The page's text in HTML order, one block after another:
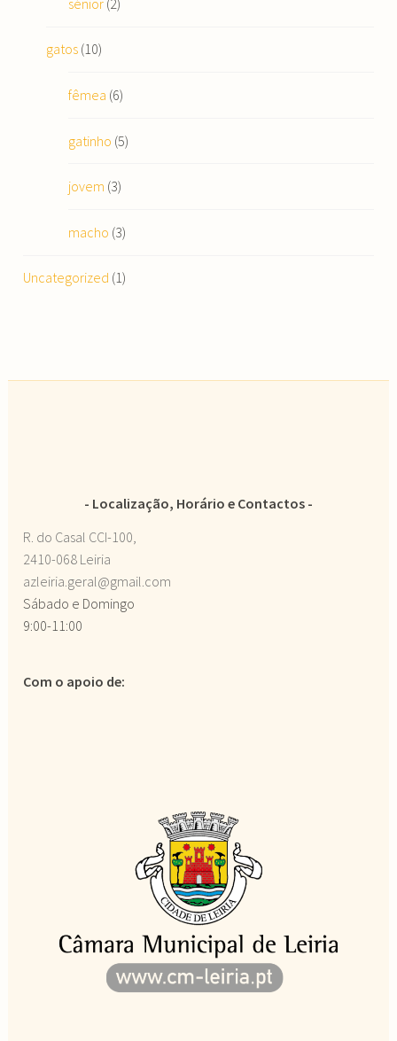
gatos(10)
fêmea (6)
gatinho (5)
jovem (3)
macho (3)
Uncategorized (1)
Localização, Horário e Contactos
R. do Casal CCI-100,
2410-068 Leiria
azleiria.geral@gmail.com
Sábado e Domingo
9:00-11:00
Com o apoio de: